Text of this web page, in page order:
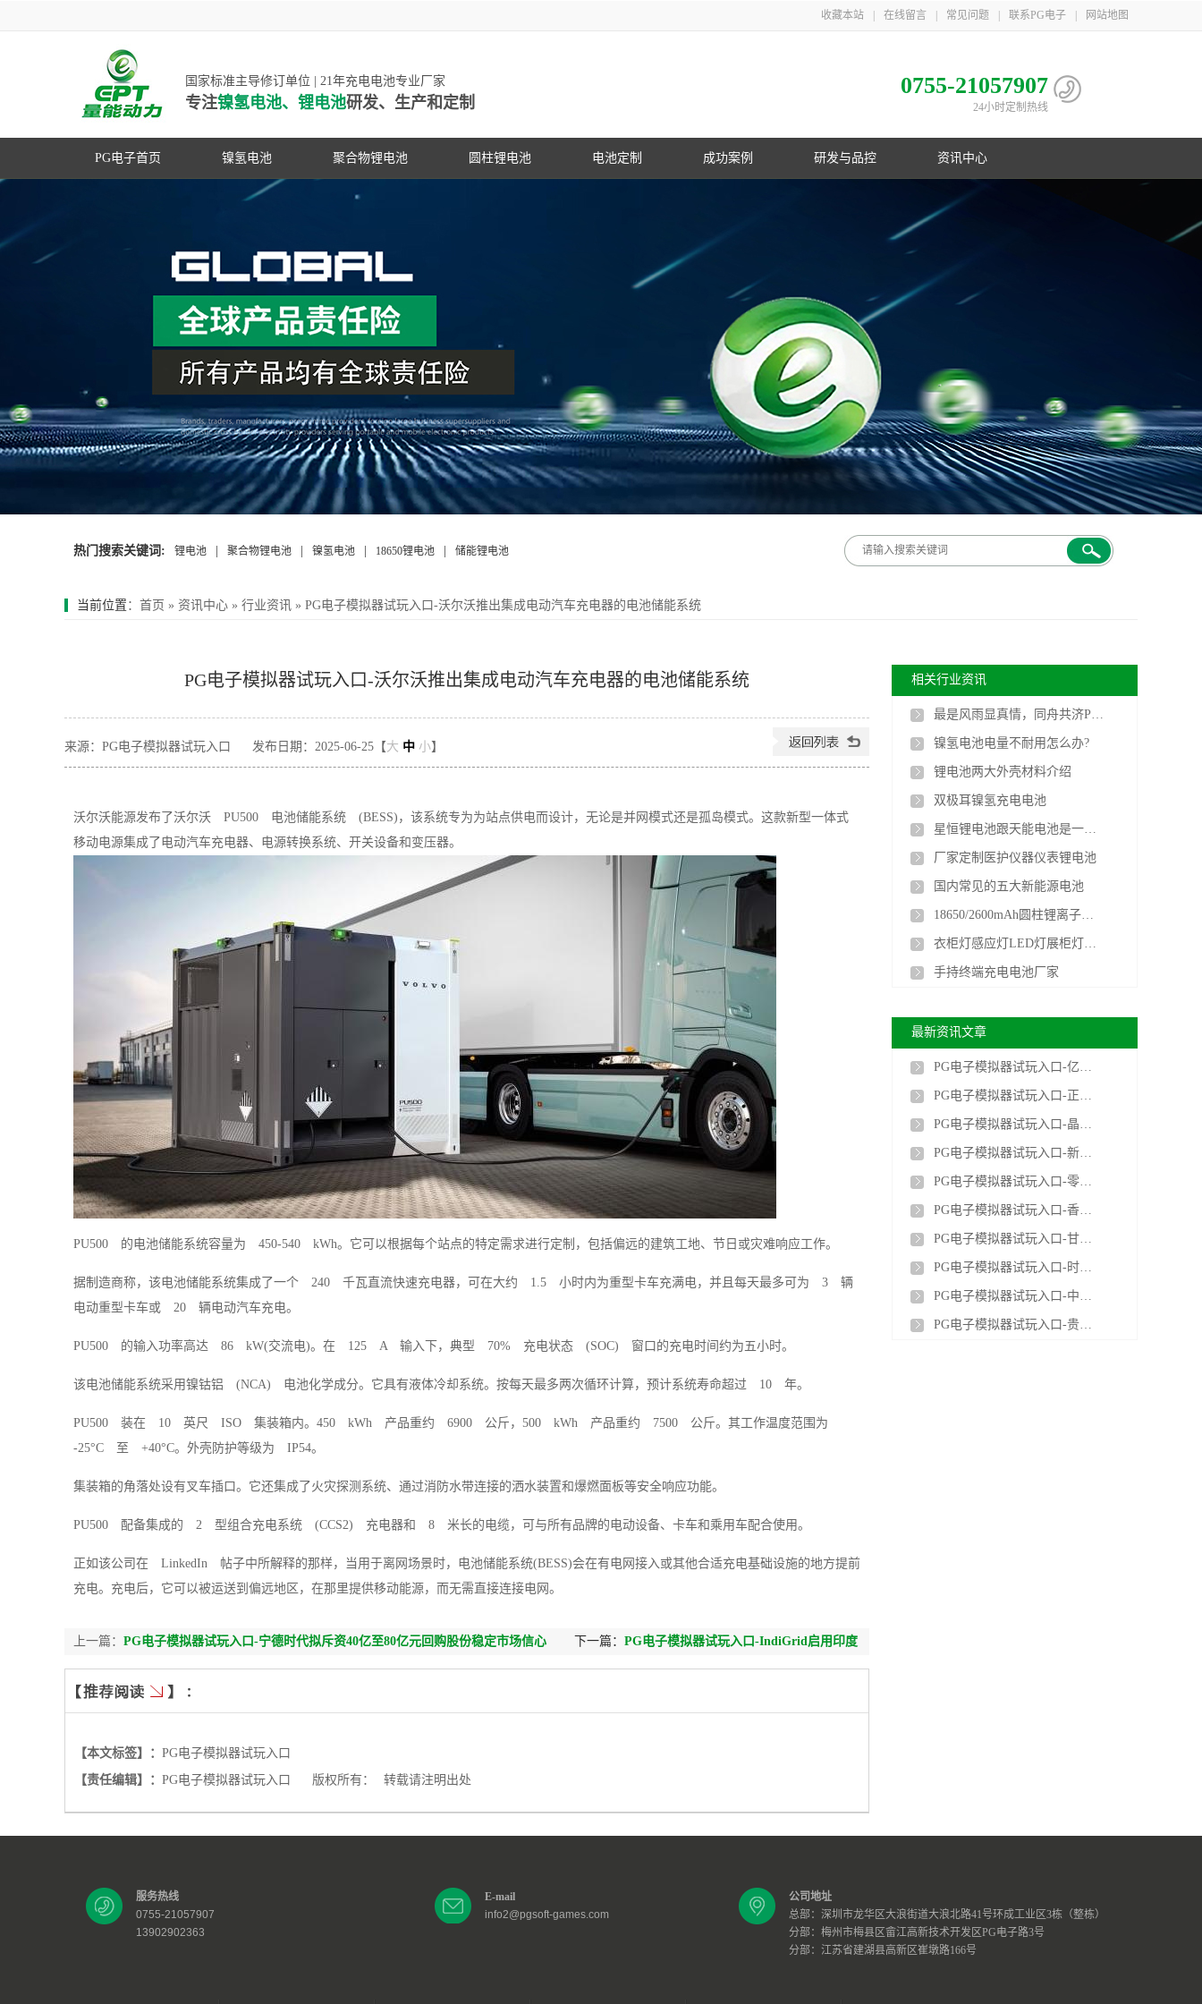
收藏本站 在线留言 常见问题 联系PG电子 网站地图
国家标准主导修订单位 | 21年充电电池专业厂家
专注镍氢电池、锂电池研发、生产和定制
0755-21057907
24小时定制热线
PG电子首页 镍氢电池 聚合物锂电池 圆柱锂电池 电池定制 成功案例 研发与品控 资讯中心
高容量镍氢电池
超低自放电镍氢电池
动力镍氢电池
常规镍氢电池
PG游戏官网是镍氢电池国家标准主导
修订单位，并参与多项锂电池行业国
家标准的制定
动力聚合物锂电池
数码聚合物锂电池
家标准的制定
PG游戏官网是镍氢电池国家标准主导
修订单位，并参与多项锂电池行业国
PG电子在行业首创镍氢B型电池；在
电池定制
品质管控
PG游戏官网三地一共取得国家专利
企业文化
联系PG电子
PG游戏官网是国家高新技术企业，在
PG游戏官网21年服务上千家客户，遍
热门搜索关键词: 锂电池 聚合物锂电池 镍氢电池 18650锂电池 储能锂电池
当前位置 ： 首页 » 资讯中心 » 行业资讯 » PG电子模拟器试玩入口-沃尔沃推出集成电动汽车充电器的电池储能系统
PG电子模拟器试玩入口-沃尔沃推出集成电动汽车充电器的电池储能系统
来源：PG电子模拟器试玩入口 发布日期：2025-06-25【大 中 小】
沃尔沃能源发布了沃尔沃 PU500 电池储能系统 (BESS)，该系统专为为站点供电而设计，无论是并网模式还是孤岛模式。这款新型一体式
移动电源集成了电动汽车充电器、电源转换系统、开关设备和变压器。
PU500 的电池储能系统容量为 450-540 kWh。它可以根据每个站点的特定需求进行定制，包括偏远的建筑工地、节日或灾难响应工作。
据制造商称，该电池储能系统集成了一个 240 千瓦直流快速充电器，可在大约 1.5 小时内为重型卡车充满电，并且每天最多可为 3 辆
电动重型卡车或 20 辆电动汽车充电。
PU500 的输入功率高达 86 kW(交流电)。在 125 A 输入下，典型 70% 充电状态 (SOC) 窗口的充电时间约为五小时。
该电池储能系统采用镍钴铝 (NCA) 电池化学成分。它具有液体冷却系统。按每天最多两次循环计算，预计系统寿命超过 10 年。
PU500 装在 10 英尺 ISO 集装箱内。450 kWh 产品重约 6900 公斤，500 kWh 产品重约 7500 公斤。其工作温度范围为
-25°C 至 +40°C。外壳防护等级为 IP54。
集装箱的角落处设有叉车插口。它还集成了火灾探测系统、通过消防水带连接的洒水装置和爆燃面板等安全响应功能。
PU500 配备集成的 2 型组合充电系统 (CCS2) 充电器和 8 米长的电缆，可与所有品牌的电动设备、卡车和乘用车配合使用。
正如该公司在 LinkedIn 帖子中所解释的那样，当用于离网场景时，电池储能系统(BESS)会在有电网接入或其他合适充电基础设施的地方提前
充电。充电后，它可以被运送到偏远地区，在那里提供移动能源，而无需直接连接电网。
上一篇： PG电子模拟器试玩入口-宁德时代拟斥资40亿至80亿元回购股份稳定市场信心 下一篇： PG电子模拟器试玩入口-IndiGrid启用印度
首个公用事业规模独立BESS
【本文标签】： PG电子模拟器试玩入口
【责任编辑】： PG电子模拟器试玩入口 版权所有： 转载请注明出处
相关行业资讯
最是风雨显真情，同舟共济PG电子人
镍氢电池电量不耐用怎么办?
锂电池两大外壳材料介绍
双极耳镍氢充电电池
星恒锂电池跟天能电池是一家的吗
厂家定制医护仪器仪表锂电池
国内常见的五大新能源电池
18650/2600mAh圆柱锂离子电池
衣柜灯感应灯LED灯展柜灯聚合物长条锂电池厂家
手持终端充电电池厂家
最新资讯文章
PG电子模拟器试玩入口-亿纬锂能两款全固态电池在成都经开区下线
PG电子模拟器试玩入口-正泰新能源签约土耳其Kuzukuyu12MWp光储项目
PG电子模拟器试玩入口-晶科储能与合作伙伴签署1.1GWh战略合作框架协议
PG电子模拟器试玩入口-新型电解液突破无负极锂电池寿命瓶颈
PG电子模拟器试玩入口-零下70℃仍可正常工作！我国锂电池核心技术获首创突破
PG电子模拟器试玩入口-香港首个光储充检智能充电站投运
PG电子模拟器试玩入口-甘肃新型储能装机突破900万千瓦 相当于5.5个刘家峡水电站
PG电子模拟器试玩入口-时代储能首个铁铬液流电池出口项目顺利完成工厂验收
PG电子模拟器试玩入口-中国电建签约阿联酋阿布扎比光储项目，合同金额约139.62亿元
PG电子模拟器试玩入口-贵州首座100MW/200MWh构网型储能电站全容量并网投运
服务热线
0755-21057907
13902902363
E-mail
info2@pgsoft-games.com
公司地址
总部：深圳市龙华区大浪街道大浪北路41号环成工业区3栋（整栋）
分部：梅州市梅县区畲江高新技术开发区PG电子路3号
分部：江苏省建湖县高新区崔墩路166号